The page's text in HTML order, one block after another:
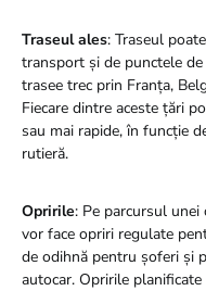
Traseul ales: Traseul
transport și de punctele
trasee trec prin Franța,
Fiecare dintre aceste țări
sau mai rapide, în funcție
rutieră.
Opririle: Pe parcursul
vor face opriri regulate
de odihnă pentru șoferi și
autocar. Opririle